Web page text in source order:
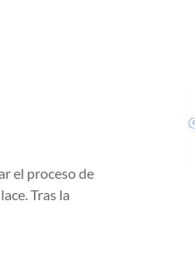
el proceso de
Tras la